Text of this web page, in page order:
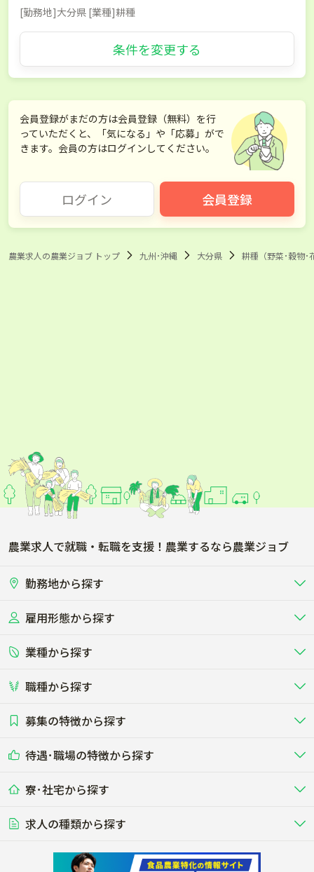
[勤務地]大分県 [業種]耕種
条件を変更する
会員登録がまだの方は会員登録（無料）を行
っていただくと、「気になる」や「応募」がで
きます。会員の方はログインしてください。
ログイン 会員登録
農業求人の農業ジョブ トップ 九州･沖縄 大分県 耕種（野菜･穀物･
農業求人で就職・転職を支援！農業するなら農業ジョブ
勤務地から探す
北海道
関東
東海
雇用形態から探す
正社員 バイト・アルバイト・パート
短期アルバイト
その他（独立・副業など）
業種から探す
畜産（酪農･肉牛･養豚･養鶏など）
酪農
する牧場
養豚
る養豚場
レースで活躍する馬の手入れや子馬
その他畜産
その他動物の畜産業（羊、ウズラな
畑・圃場で野菜・穀物を生産 ビニールハウスで多様な野菜の生産
稲作
植物工場
農業資材･肥料
農場設備・肥料・飼料の生産・流
その他業種
漁業･養殖
職種から探す
農場･牧場･現場職
専門職（獣医師･人工授精師･
研究･開発 WEB･IT
募集の特徴から探す
未経験歓迎
学歴不問
50代採用実績あり
待遇･職場の特徴から探す
社会保険完備
食事補助あり
年間休日100日以上
寮･社宅から探す
単身寮あり
寮･社宅相談可
求人の種類から探す
転職おまかせ求人